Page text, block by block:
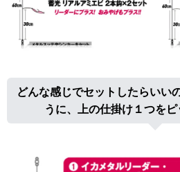
どんな感じでセットしたらい
うに、上の仕掛け１つを